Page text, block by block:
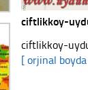
ciftlikkoy-
ciftlikkoy-
[ orjinal